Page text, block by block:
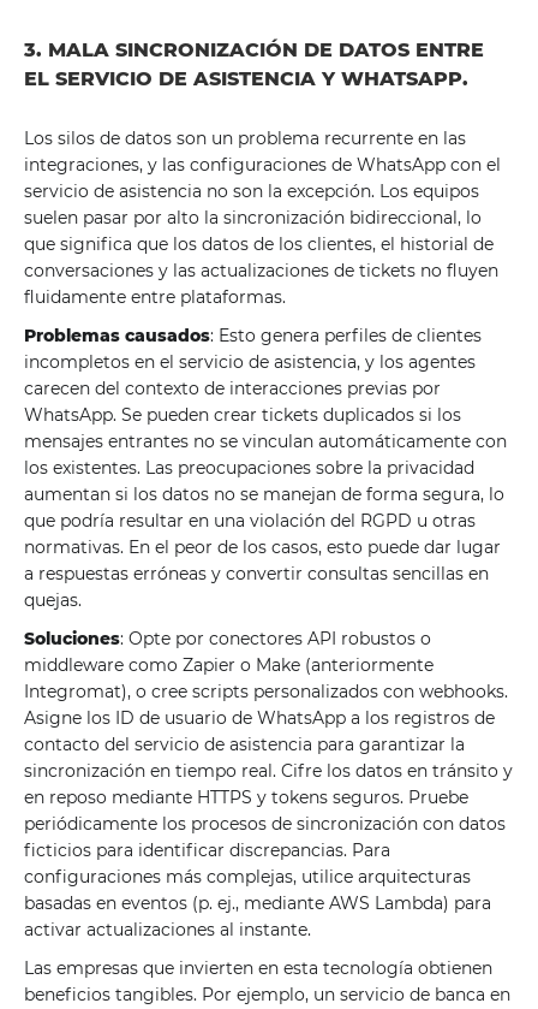
3. MALA SINCRONIZACIÓN DE DATOS ENTRE
EL SERVICIO DE ASISTENCIA Y WHATSAPP.
Los silos de datos son un problema recurrente en las
integraciones, y las configuraciones de WhatsApp con el
servicio de asistencia no son la excepción. Los equipos
suelen pasar por alto la sincronización bidireccional, lo
que significa que los datos de los clientes, el historial de
conversaciones y las actualizaciones de tickets no fluyen
fluidamente entre plataformas.
Problemas causados: Esto genera perfiles de clientes
incompletos en el servicio de asistencia, y los agentes
carecen del contexto de interacciones previas por
WhatsApp. Se pueden crear tickets duplicados si los
mensajes entrantes no se vinculan automáticamente con
los existentes. Las preocupaciones sobre la privacidad
aumentan si los datos no se manejan de forma segura, lo
que podría resultar en una violación del RGPD u otras
normativas. En el peor de los casos, esto puede dar lugar
a respuestas erróneas y convertir consultas sencillas en
quejas.
Soluciones: Opte por conectores API robustos o
middleware como Zapier o Make (anteriormente
Integromat), o cree scripts personalizados con webhooks.
Asigne los ID de usuario de WhatsApp a los registros de
contacto del servicio de asistencia para garantizar la
sincronización en tiempo real. Cifre los datos en tránsito y
en reposo mediante HTTPS y tokens seguros. Pruebe
periódicamente los procesos de sincronización con datos
ficticios para identificar discrepancias. Para
configuraciones más complejas, utilice arquitecturas
basadas en eventos (p. ej., mediante AWS Lambda) para
activar actualizaciones al instante.
Las empresas que invierten en esta tecnología obtienen
beneficios tangibles. Por ejemplo, un servicio de banca en